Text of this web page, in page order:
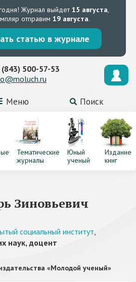
Журнал выйдет15 августа,
отправим 19 августа.
статью в журнале
Меню Поиск
(843) 500-57-53
Тематические
журналы
Юный
ученый
Издание
книг
Зиновьевич
социальный институт,
наук, доцент
«Молодой ученый»